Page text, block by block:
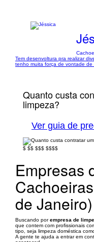
Tem desenvoltura pra realizar
tenho muita força de vontade
Quanto custa
limpeza?
Ver guia de
$ $$ $$$ $$$$
Empresas
de Janeiro)
Buscando porempresa de
que contem com profissionais
tipo, seja limpeza doméstica
A gente te ajuda a entrar em